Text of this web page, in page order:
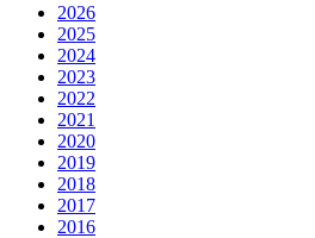
2026
2025
2024
2023
2022
2021
2020
2019
2018
2017
2016